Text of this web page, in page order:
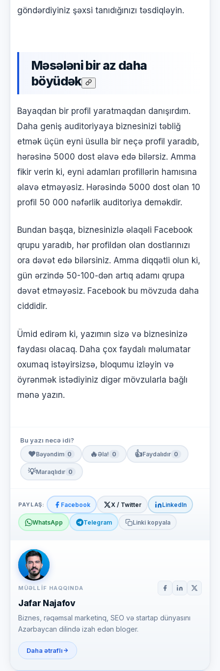
göndərdiyiniz şəxsi tanıdığınızı təsdiqləyin.
Məsələni bir az daha
böyüdək
Bayaqdan bir profil yaratmaqdan danışırdım.
Daha geniş auditoriyaya biznesinizi təbliğ
etmək üçün eyni üsulla bir neçə profil yaradıb,
hərəsinə 5000 dost əlavə edə bilərsiz. Amma
fikir verin ki, eyni adamları profillərin hamısına
əlavə etməyəsiz. Hərəsində 5000 dost olan 10
profil 50 000 nəfərlik auditoriya deməkdir.
Bundan başqa, biznesinizlə əlaqəli Facebook
qrupu yaradıb, hər profildən olan dostlarınızı
ora dəvət edə bilərsiniz. Amma diqqətli olun ki,
gün ərzində 50-100-dən artıq adamı qrupa
dəvət etməyəsiz. Facebook bu mövzuda daha
ciddidir.
Ümid edirəm ki, yazımın sizə və biznesinizə
faydası olacaq. Daha çox faydalı məlumatar
oxumaq istəyirsizsə, bloqumu izləyin və
öyrənmək istədiyiniz digər mövzularla bağlı
mənə yazın.
Bu yazı necə idi?
❤️Bəyəndim 0 🔥Əla! 0 👍Faydalıdır 0
💡Maraqlıdır 0
PAYLAŞ: Facebook X / Twitter LinkedIn
WhatsApp Telegram Linki kopyala
MÜƏLLIF HAQQINDA
Jafar Najafov
Biznes, rəqəmsal marketinq, SEO və startap dünyasını
Azərbaycan dilində izah edən bloger.
Daha ətraflı